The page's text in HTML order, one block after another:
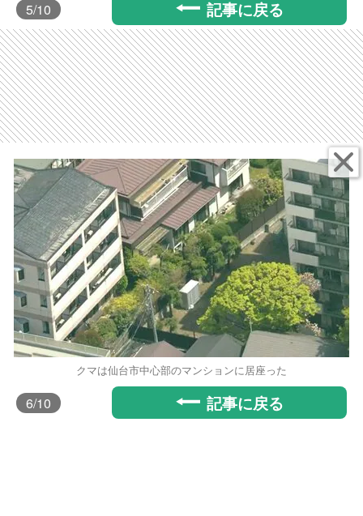
5/10 記事に戻る
クマは仙台市中心部のマンションに居座った
6/10 記事に戻る